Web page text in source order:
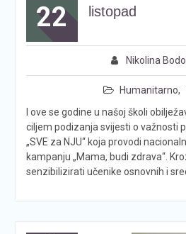
22
listopad
Nikolina
Humanitarno,
I ove se godine u našoj školi
ciljem podizanja svijesti o važnosti
„SVE za NJU“ koja provodi
kampanju „Mama, budi zdrava“.
senzibilizirati učenike osnovnih i